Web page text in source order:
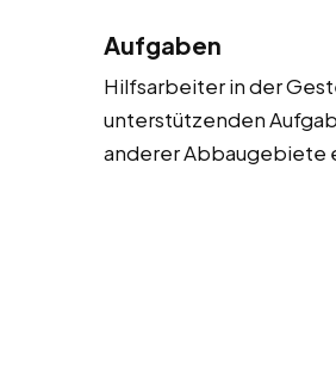
Aufgaben
Hilfsarbeiter in der
unterstützenden
anderer Abbaugebiete